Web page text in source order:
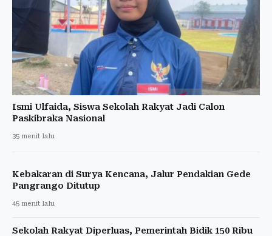
Ismi Ulfaida, Siswa Sekolah Rakyat Jadi Calon
Paskibraka Nasional
35 menit lalu
Kebakaran di Surya Kencana, Jalur Pendakian Gede
Pangrango Ditutup
45 menit lalu
Sekolah Rakyat Diperluas, Pemerintah Bidik 150 Ribu